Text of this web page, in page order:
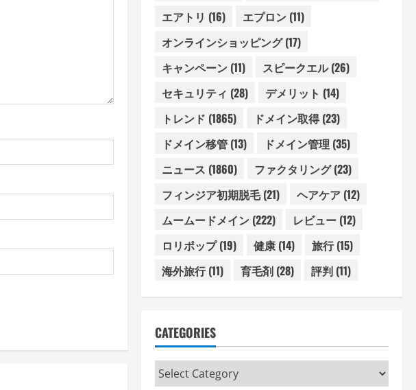
エアトリ (16) エプロン(11)
オンラインショッピング(17)
キャンペーン(11) スピークエル(26)
セキュリティ (28) デメリット (14)
トレンド (1865) ドメイン取得(23)
ドメイン移管(13) ドメイン管理 (35)
ニュース (1860) ファクタリング(23)
フィンジア初期脱毛(21) ヘアケア(12)
ムームードメイン(222) レビュー(12)
ロリポップ(19) 健康(14) 旅行(15)
海外旅行(11) 育毛剤(28) 評判(11)
CATEGORIES
Categories